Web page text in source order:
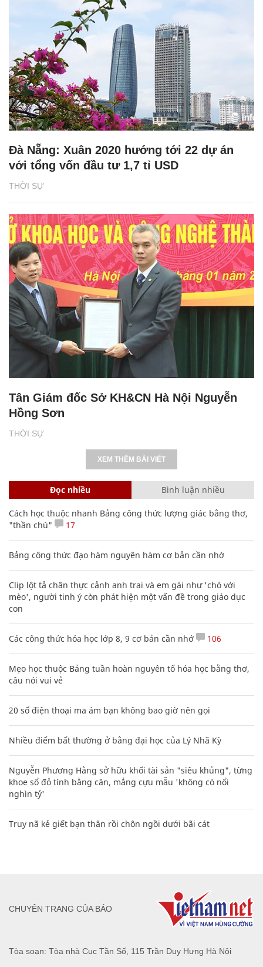
THỜI SỰ
Đà Nẵng: Xuân 2020 hướng tới 22 dự án
với tổng vốn đầu tư 1,7 tỉ USD
THỜI SỰ
Tân Giám đốc Sở KH&CN Hà Nội Nguyễn
Hồng Sơn
XEM THÊM BÀI VIẾT
Đọc nhiều Bình luận nhiều
Cách học thuộc nhanh Bảng công thức lượng giác bằng thơ,
"thần chú"
17
Bảng công thức đạo hàm nguyên hàm cơ bản cần nhớ
Clip lột tả chân thực cảnh anh trai và em gái như 'chó với
mèo', người tinh ý còn phát hiện một vấn đề trong giáo dục
con
Các công thức hóa học lớp 8, 9 cơ bản cần nhớ 106
Mẹo học thuộc Bảng tuần hoàn nguyên tố hóa học bằng thơ,
câu nói vui vẻ
20 số điện thoại ma ám bạn không bao giờ nên gọi
Nhiều điểm bất thường ở bằng đại học của Lý Nhã Kỳ
Nguyễn Phương Hằng sở hữu khối tài sản "siêu khủng", từng
khoe sổ đỏ tính bằng cân, mắng cựu mẫu 'không có nổi
nghìn tỷ'
Truy nã kẻ giết bạn thân rồi chôn ngồi dưới bãi cát
Tòa soạn: Tòa nhà Cục Tần Số, 115 Trần Duy Hưng Hà Nội
CHUYÊN TRANG CỦA BÁO